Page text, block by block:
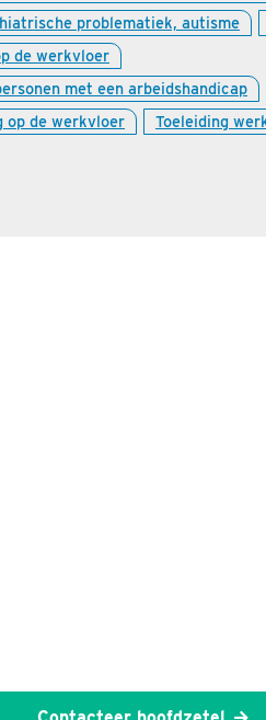
problematiek, autisme
de werkvloer
met een arbeidshandicap
op de werkvloer
Toeleiding